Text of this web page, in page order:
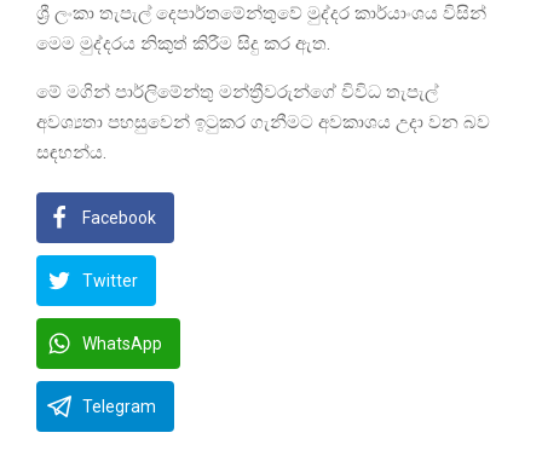
ශ්‍රී ලංකා තැපැල් දෙපාර්තමේන්තුවේ මුද්දර කාර්යාංශය විසින්
මෙම මුද්දරය නිකුත් කිරීම සිදු කර ඇත.
මේ මගින් පාර්ලිමේන්තු මන්ත්‍රීවරුන්ගේ විවිධ තැපැල්
අවශ්‍යතා පහසුවෙන් ඉටුකර ගැනීමට අවකාශය උදා වන බව
සඳහන්ය.
Facebook
Twitter
WhatsApp
Telegram